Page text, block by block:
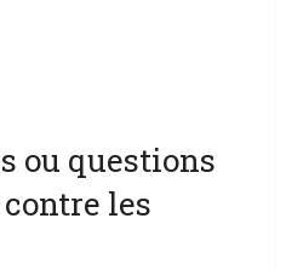
ou questions
contre les